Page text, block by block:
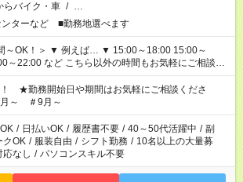
らバイク・車 / …
ンターなど ■勤務地選べます
… ▼ 15:00～18:00 15:00～
ちら以外の時間もお気軽にご相談く
★勤務開始日や期間はお気軽にご相談くださ
～ ＃9月～
/ 日払いOK / 履歴書不要 / 40～50代活躍中 / 副
クOK / 服装自由 / シフト勤務 / 10名以上の大量募
応なし / パソコンスキル不要